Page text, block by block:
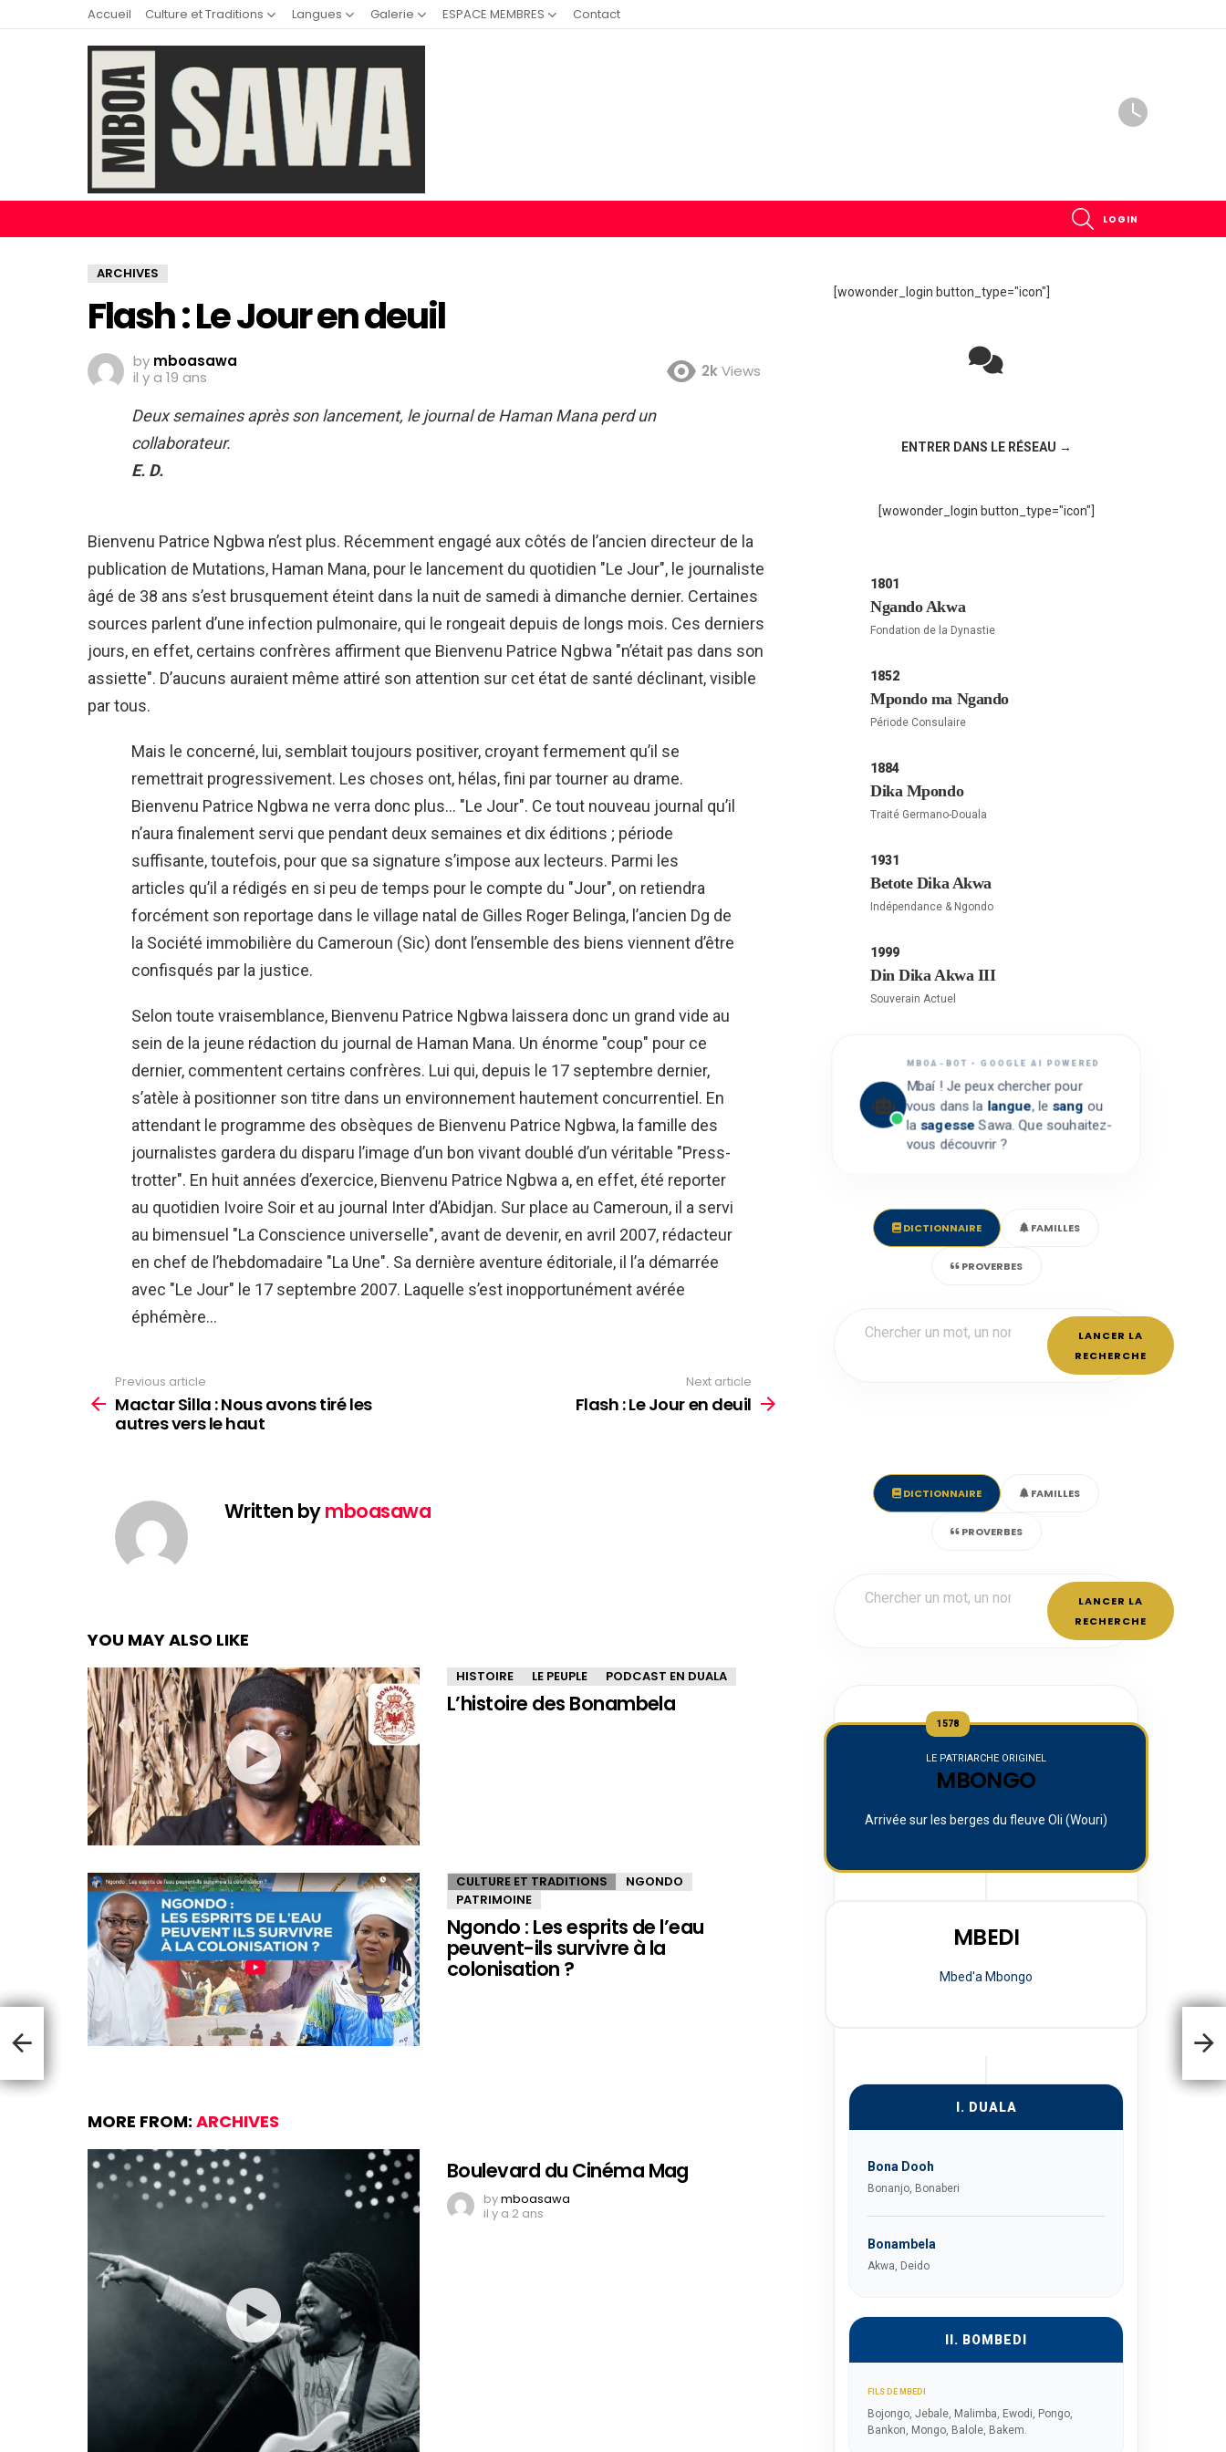
Accueil Culture et Traditions Langues Galerie ESPACE MEMBRES Contact
LOGIN
ARCHIVES
Flash : Le Jour en deuil
by mboasawa
il y a 19 ans
2kViews
Deux semaines après son lancement, le journal de Haman Mana perd un
collaborateur.
E. D.
Bienvenu Patrice Ngbwa n’est plus. Récemment engagé aux côtés de l’ancien directeur de la
publication de Mutations, Haman Mana, pour le lancement du quotidien "Le Jour", le journaliste
âgé de 38 ans s’est brusquement éteint dans la nuit de samedi à dimanche dernier. Certaines
sources parlent d’une infection pulmonaire, qui le rongeait depuis de longs mois. Ces derniers
jours, en effet, certains confrères affirment que Bienvenu Patrice Ngbwa "n’était pas dans son
assiette". D’aucuns auraient même attiré son attention sur cet état de santé déclinant, visible
par tous.
Mais le concerné, lui, semblait toujours positiver, croyant fermement qu’il se
remettrait progressivement. Les choses ont, hélas, fini par tourner au drame.
Bienvenu Patrice Ngbwa ne verra donc plus… "Le Jour". Ce tout nouveau journal qu’il
n’aura finalement servi que pendant deux semaines et dix éditions ; période
suffisante, toutefois, pour que sa signature s’impose aux lecteurs. Parmi les
articles qu’il a rédigés en si peu de temps pour le compte du "Jour", on retiendra
forcément son reportage dans le village natal de Gilles Roger Belinga, l’ancien Dg de
la Société immobilière du Cameroun (Sic) dont l’ensemble des biens viennent d’être
confisqués par la justice.
Selon toute vraisemblance, Bienvenu Patrice Ngbwa laissera donc un grand vide au
sein de la jeune rédaction du journal de Haman Mana. Un énorme "coup" pour ce
dernier, commentent certains confrères. Lui qui, depuis le 17 septembre dernier,
s’atèle à positionner son titre dans un environnement hautement concurrentiel. En
attendant le programme des obsèques de Bienvenu Patrice Ngbwa, la famille des
journalistes gardera du disparu l’image d’un bon vivant doublé d’un véritable "Press-
trotter". En huit années d’exercice, Bienvenu Patrice Ngbwa a, en effet, été reporter
au quotidien Ivoire Soir et au journal Inter d’Abidjan. Sur place au Cameroun, il a servi
au bimensuel "La Conscience universelle", avant de devenir, en avril 2007, rédacteur
en chef de l’hebdomadaire "La Une". Sa dernière aventure éditoriale, il l’a démarrée
avec "Le Jour" le 17 septembre 2007. Laquelle s’est inopportunément avérée
éphémère…
more
Previous article
Mactar Silla : Nous avons tiré les
autres vers le haut
Next article
Flash : Le Jour en deuil
Written bymboasawa
YOU MAY ALSO LIKE
HISTOIRE LE PEUPLE PODCAST EN DUALA
L’histoire des Bonambela
CULTURE ET TRADITIONS
NGONDO
PATRIMOINE
Ngondo : Les esprits de l’eau
peuvent-ils survivre à la
colonisation ?
MORE FROM: ARCHIVES
Boulevard du Cinéma Mag
bymboasawa
il y a 2 ans
[wowonder_login button_type="icon"]
ENTRER DANS LE RÉSEAU →
[wowonder_login button_type="icon"]
1801
Ngando Akwa
Fondation de la Dynastie
1852
Mpondo ma Ngando
Période Consulaire
1884
Dika Mpondo
Traité Germano-Douala
1931
Betote Dika Akwa
Indépendance & Ngondo
1999
Din Dika Akwa III
Souverain Actuel
MBOA-BOT • GOOGLE AI POWERED
Mbaí ! Je peux chercher pour
vous dans la langue, le sangou
lasagesseSawa. Que souhaitez-
vous découvrir ?
DICTIONNAIRE FAMILLES
PROVERBES
LANCER LA
RECHERCHE
DICTIONNAIRE FAMILLES
PROVERBES
LANCER LA
RECHERCHE
1578
LE PATRIARCHE ORIGINEL
MBONGO
Arrivée sur les berges du fleuve Oli (Wouri)
MBEDI
Mbed'a Mbongo
I. DUALA
Bona Dooh
Bonanjo, Bonaberi
Bonambela
Akwa, Deido
II. BOMBEDI
FILS DE MBEDI
Bojongo, Jebale, Malimba, Ewodi, Pongo,
Bankon, Mongo, Balole, Bakem.